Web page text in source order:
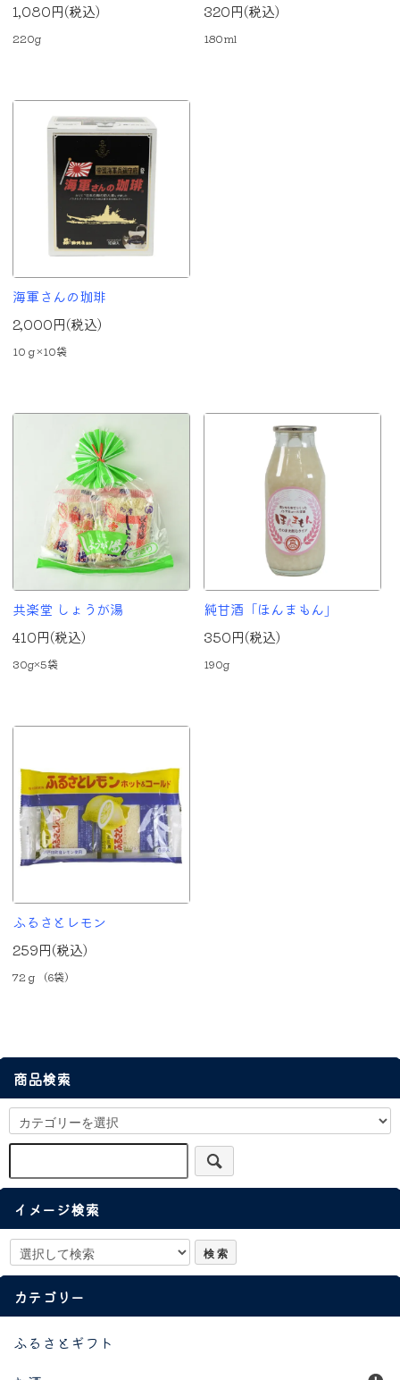
1,080円(税込)
220g
320円(税込)
180ml
海軍さんの珈琲
2,000円(税込)
10ｇ×10袋
共楽堂 しょうが湯
410円(税込)
30g×5袋
純甘酒「ほんまもん」
350円(税込)
190g
ふるさとレモン
259円(税込)
72ｇ（6袋）
商品検索
イメージ検索
カテゴリー
ふるさとギフト